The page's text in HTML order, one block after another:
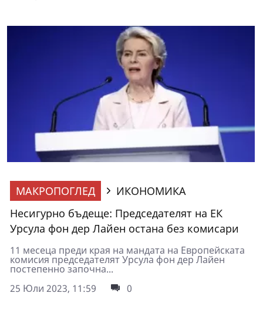
МАКРОПОГЛЕД
ИКОНОМИКА
Несигурно бъдеще: Председателят на ЕК
Урсула фон дер Лайен остана без комисари
11 месеца преди края на мандата на Европейската
комисия председателят Урсула фон дер Лайен
постепенно започна...
25 Юли 2023, 11:59
0